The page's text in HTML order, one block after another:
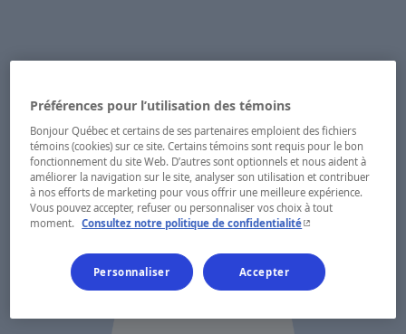
Préférences pour l’utilisation des témoins
Bonjour Québec et certains de ses partenaires emploient des fichiers
témoins (cookies) sur ce site. Certains témoins sont requis pour le bon
fonctionnement du site Web. D’autres sont optionnels et nous aident à
améliorer la navigation sur le site, analyser son utilisation et contribuer
à nos efforts de marketing pour vous offrir une meilleure expérience.
Vous pouvez accepter, refuser ou personnaliser vos choix à tout
moment.
Consultez notre politique de confidentialité- Cet hyperlien
Personnaliser Accepter